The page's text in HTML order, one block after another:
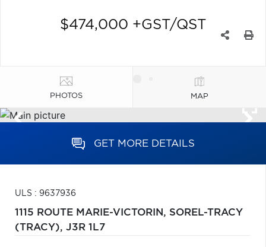
$474,000 +GST/QST
PHOTOS MAP
GET MORE DETAILS
ULS : 9637936
1115 ROUTE MARIE-VICTORIN, SOREL-TRACY
(TRACY), J3R 1L7